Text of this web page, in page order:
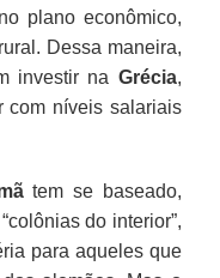
plano econômico,
Dessa maneira,
investir na Grécia,
com níveis salariais
tem se baseado,
do interior”,
para aqueles que